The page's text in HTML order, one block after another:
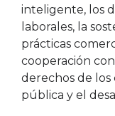
inteligente, los
laborales, la
prácticas
cooperación
derechos de los
pública y el